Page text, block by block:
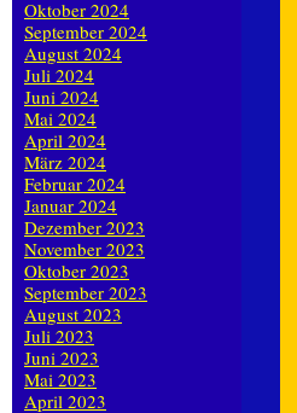
Oktober 2024
September 2024
August 2024
Juli 2024
Juni 2024
Mai 2024
April 2024
März 2024
Februar 2024
Januar 2024
Dezember 2023
November 2023
Oktober 2023
September 2023
August 2023
Juli 2023
Juni 2023
Mai 2023
April 2023